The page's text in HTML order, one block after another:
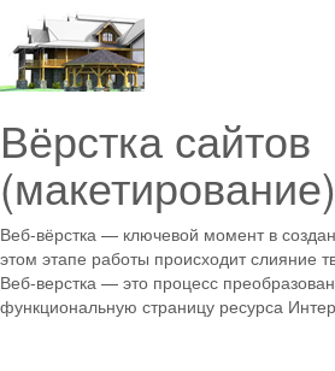
Вёрстка сайтов
(макетирование)
Веб-вёрстка — ключевой момент в
этом этапе работы происходит слияние
Веб-верстка — это процесс
функциональную страницу ресурса